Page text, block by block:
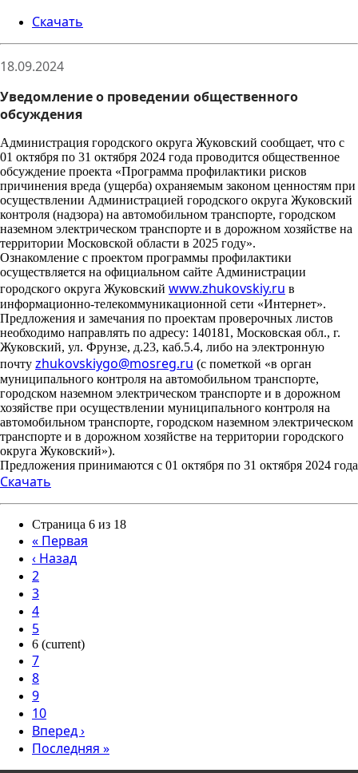
Скачать
18.09.2024
Уведомление о проведении общественного
обсуждения
Администрация городского округа Жуковский сообщает, что с
01 октября по 31 октября 2024 года проводится общественное
обсуждение проекта «Программа профилактики рисков
причинения вреда (ущерба) охраняемым законом ценностям при
осуществлении Администрацией городского округа Жуковский
контроля (надзора) на автомобильном транспорте, городском
наземном электрическом транспорте и в дорожном хозяйстве на
территории Московской области в 2025 году».
Ознакомление с проектом программы профилактики
осуществляется на официальном сайте Администрации
городского округа Жуковский www.zhukovskiy.ru в
информационно-телекоммуникационной сети «Интернет».
Предложения и замечания по проектам проверочных листов
необходимо направлять по адресу: 140181, Московская обл., г.
Жуковский, ул. Фрунзе, д.23, каб.5.4, либо на электронную
почту zhukovskiygo@mosreg.ru (с пометкой «в орган
муниципального контроля на автомобильном транспорте,
городском наземном электрическом транспорте и в дорожном
хозяйстве при осуществлении муниципального контроля на
автомобильном транспорте, городском наземном электрическом
транспорте и в дорожном хозяйстве на территории городского
округа Жуковский»).
Предложения принимаются с 01 октября по 31 октября 2024 года
Скачать
Страница 6 из 18
« Первая
‹ Назад
2
3
4
5
6 (current)
7
8
9
10
Вперед›
Последняя »